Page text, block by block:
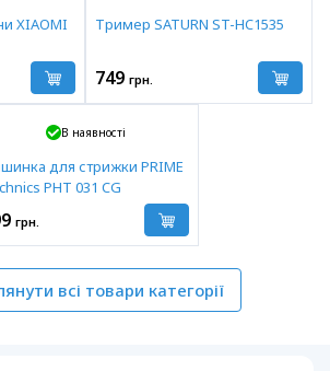
XIAOMI
Тример SATURN ST-HC1535
749 грн.
В наявності
для стрижки PRIME
PHT 031 CG
грн.
всі товари категорії